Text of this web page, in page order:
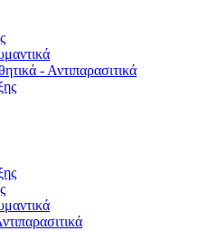
- Αντιπαρασιτικά